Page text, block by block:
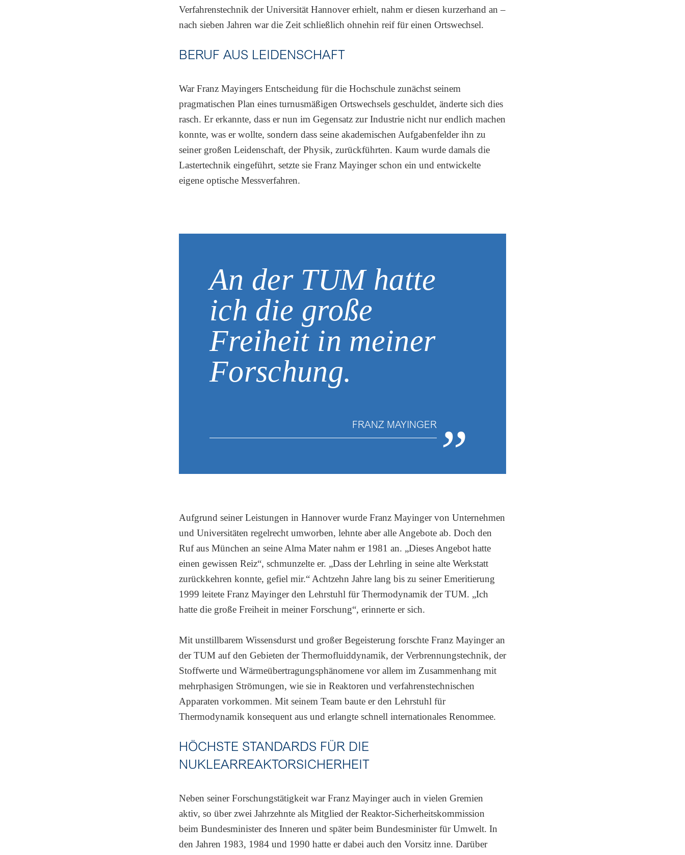
Verfahrenstechnik der Universität Hannover erhielt, nahm er diesen kurzerhand an –
nach sieben Jahren war die Zeit schließlich ohnehin reif für einen Ortswechsel.
BERUF AUS LEIDENSCHAFT
War Franz Mayingers Entscheidung für die Hochschule zunächst seinem
pragmatischen Plan eines turnusmäßigen Ortswechsels geschuldet, änderte sich dies
rasch. Er erkannte, dass er nun im Gegensatz zur Industrie nicht nur endlich machen
konnte, was er wollte, sondern dass seine akademischen Aufgabenfelder ihn zu
seiner großen Leidenschaft, der Physik, zurückführten. Kaum wurde damals die
Lastertechnik eingeführt, setzte sie Franz Mayinger schon ein und entwickelte
eigene optische Messverfahren.
An der TUM hatte
ich die große
Freiheit in meiner
Forschung.
FRANZ MAYINGER „
Aufgrund seiner Leistungen in Hannover wurde Franz Mayinger von Unternehmen
und Universitäten regelrecht umworben, lehnte aber alle Angebote ab. Doch den
Ruf aus München an seine Alma Mater nahm er 1981 an. „Dieses Angebot hatte
einen gewissen Reiz“, schmunzelte er. „Dass der Lehrling in seine alte Werkstatt
zurückkehren konnte, gefiel mir.“ Achtzehn Jahre lang bis zu seiner Emeritierung
1999 leitete Franz Mayinger den Lehrstuhl für Thermodynamik der TUM. „Ich
hatte die große Freiheit in meiner Forschung“, erinnerte er sich.
Mit unstillbarem Wissensdurst und großer Begeisterung forschte Franz Mayinger an
der TUM auf den Gebieten der Thermofluiddynamik, der Verbrennungstechnik, der
Stoffwerte und Wärmeübertragungsphänomene vor allem im Zusammenhang mit
mehrphasigen Strömungen, wie sie in Reaktoren und verfahrenstechnischen
Apparaten vorkommen. Mit seinem Team baute er den Lehrstuhl für
Thermodynamik konsequent aus und erlangte schnell internationales Renommee.
HÖCHSTE STANDARDS FÜR DIE
NUKLEARREAKTORSICHERHEIT
Neben seiner Forschungstätigkeit war Franz Mayinger auch in vielen Gremien
aktiv, so über zwei Jahrzehnte als Mitglied der Reaktor-Sicherheitskommission
beim Bundesminister des Inneren und später beim Bundesminister für Umwelt. In
den Jahren 1983, 1984 und 1990 hatte er dabei auch den Vorsitz inne. Darüber